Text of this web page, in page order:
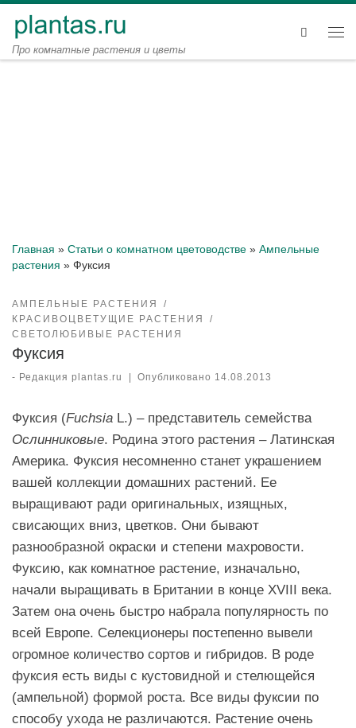
Перейти к содержимому
Про комнатные растения и цветы
Search
Главная » Статьи о комнатном цветоводстве » Ампельные
растения » Фуксия
АМПЕЛЬНЫЕ РАСТЕНИЯ
КРАСИВОЦВЕТУЩИЕ РАСТЕНИЯ
СВЕТОЛЮБИВЫЕ РАСТЕНИЯ
Фуксия
- Редакция plantas.ru Опубликовано 14.08.2013
Фуксия (Fuchsia L.) – представитель семейства
Ослинниковые. Родина этого растения – Латинская
Америка. Фуксия несомненно станет украшением
вашей коллекции домашних растений. Ее
выращивают ради оригинальных, изящных,
свисающих вниз, цветков. Они бывают
разнообразной окраски и степени махровости.
Фуксию, как комнатное растение, изначально,
начали выращивать в Британии в конце XVIII века.
Затем она очень быстро набрала популярность по
всей Европе. Селекционеры постепенно вывели
огромное количество сортов и гибридов. В роде
фуксия есть виды с кустовидной и стелющейся
(ампельной) формой роста. Все виды фуксии по
способу ухода не различаются. Растение очень